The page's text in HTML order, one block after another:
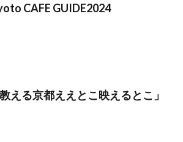
CAFE GUIDE2024
える京都ええとこ映えるとこ」